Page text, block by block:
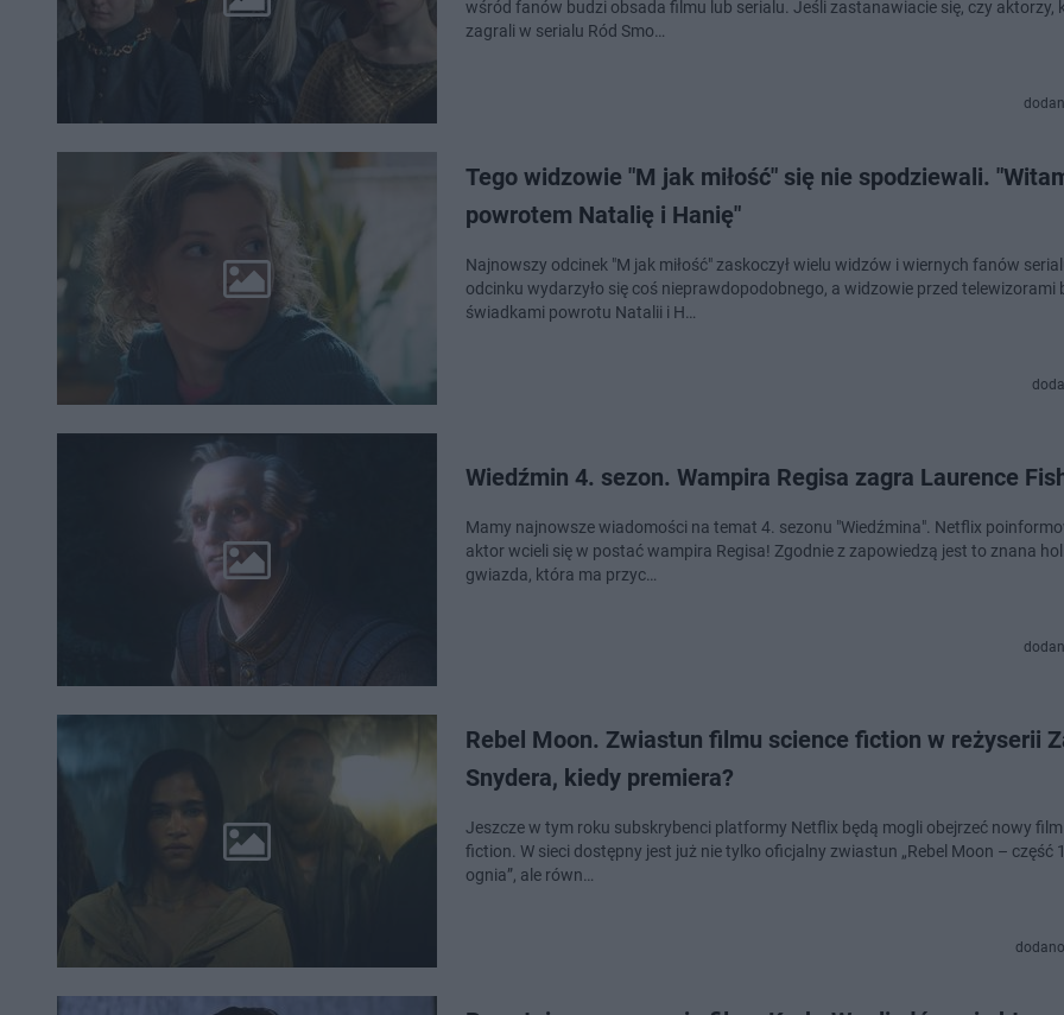
wśród fanów budzi obsada filmu lub serialu. Jeśli zastanawiacie się, czy aktorzy,
zagrali w serialu Ród Smo…
Tego widzowie "M jak miłość" się nie spodziewali.
powrotem Natalię i Hanię"
Najnowszy odcinek "M jak miłość" zaskoczył wielu widzów i wiernych fanów
odcinku wydarzyło się coś nieprawdopodobnego, a widzowie przed telewizorami
świadkami powrotu Natalii i H…
Wiedźmin 4. sezon. Wampira Regisa zagra Laurence
Mamy najnowsze wiadomości na temat 4. sezonu "Wiedźmina". Netflix poinformował jaki
aktor wcieli się w postać wampira Regisa! Zgodnie z zapowiedzą jest to znana
gwiazda, która ma przyc…
Rebel Moon. Zwiastun filmu science fiction w reżyserii
Snydera, kiedy premiera?
Jeszcze w tym roku subskrybenci platformy Netflix będą mogli obejrzeć nowy
fiction. W sieci dostępny jest już nie tylko oficjalny zwiastun „Rebel Moon – część
ognia”, ale równ…